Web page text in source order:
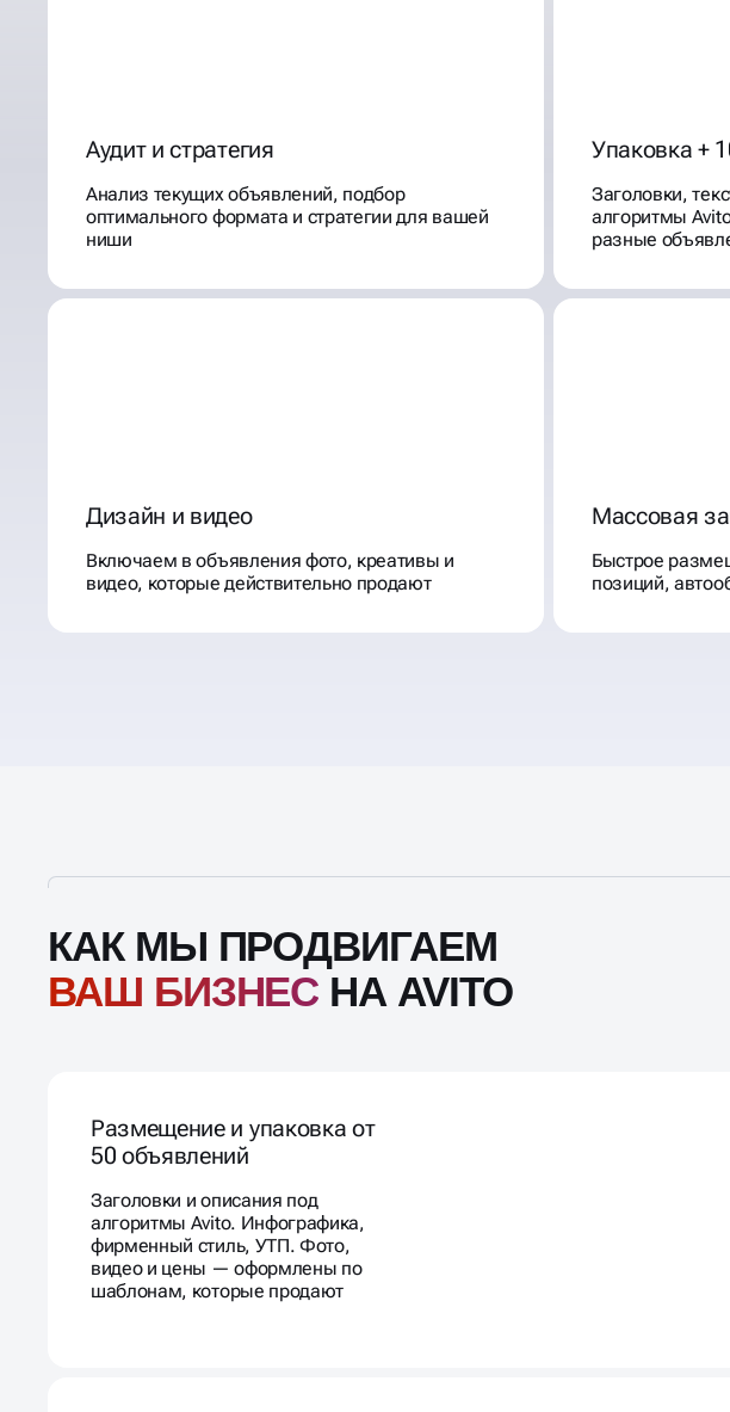
Аудит и стратегия
Анализ текущих объявлений, подбор
оптимального формата и стратегии для вашей
ниши
Упаковка +
Заголовки,
алгоритмы
разные
Дизайн и видео
Включаем в объявления фото, креативы и
видео, которые действительно продают
Массовая
Быстрое
позиций,
КАК МЫ ПРОДВИГАЕМ
ВАШ БИЗНЕС НА AVITO
Размещение и упаковка от
50 объявлений
Заголовки и описания под
алгоритмы Avito. Инфографика,
фирменный стиль, УТП. Фото,
видео и цены — оформлены по
шаблонам, которые продают